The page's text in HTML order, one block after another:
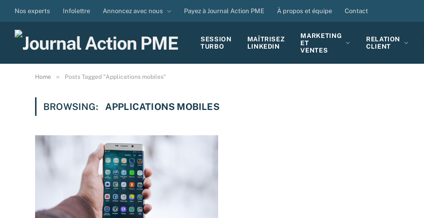
Nos experts Infolettre Annoncez avec nous Payez à Journal Action PME À propos et équipe Contact
SESSION
TURBO
MAÎTRISEZ
LINKEDIN
MARKETING
ET
VENTES
RELATION
CLIENT
Home » Posts Tagged "Applications mobiles"
BROWSING: APPLICATIONS MOBILES